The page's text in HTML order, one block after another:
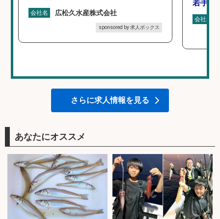
会社名 広松久水産株式会社
sponsored by 求人ボックス
若手ス
会社名
さらに求人情報を見る
あなたにオススメ